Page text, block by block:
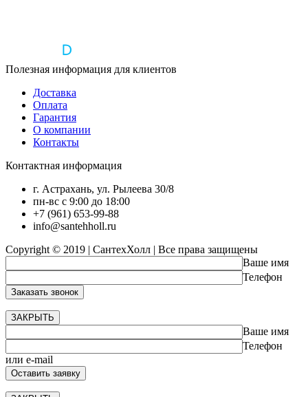
Полезная информация для клиентов
Доставка
Оплата
Гарантия
О компании
Контакты
Контактная информация
г. Астрахань, ул. Рылеева 30/8
пн-вс с 9:00 до 18:00
+7 (961) 653-99-88
info@santehholl.ru
Copyright © 2019 | СантехХолл | Все права защищены
Ваше имя
Телефон
ЗАКРЫТЬ
Ваше имя
Телефон
или e-mail